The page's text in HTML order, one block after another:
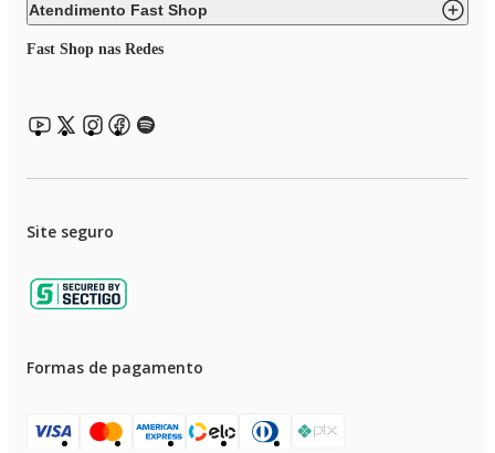
Atendimento Fast Shop
Fast Shop nas Redes
Site seguro
Formas de pagamento